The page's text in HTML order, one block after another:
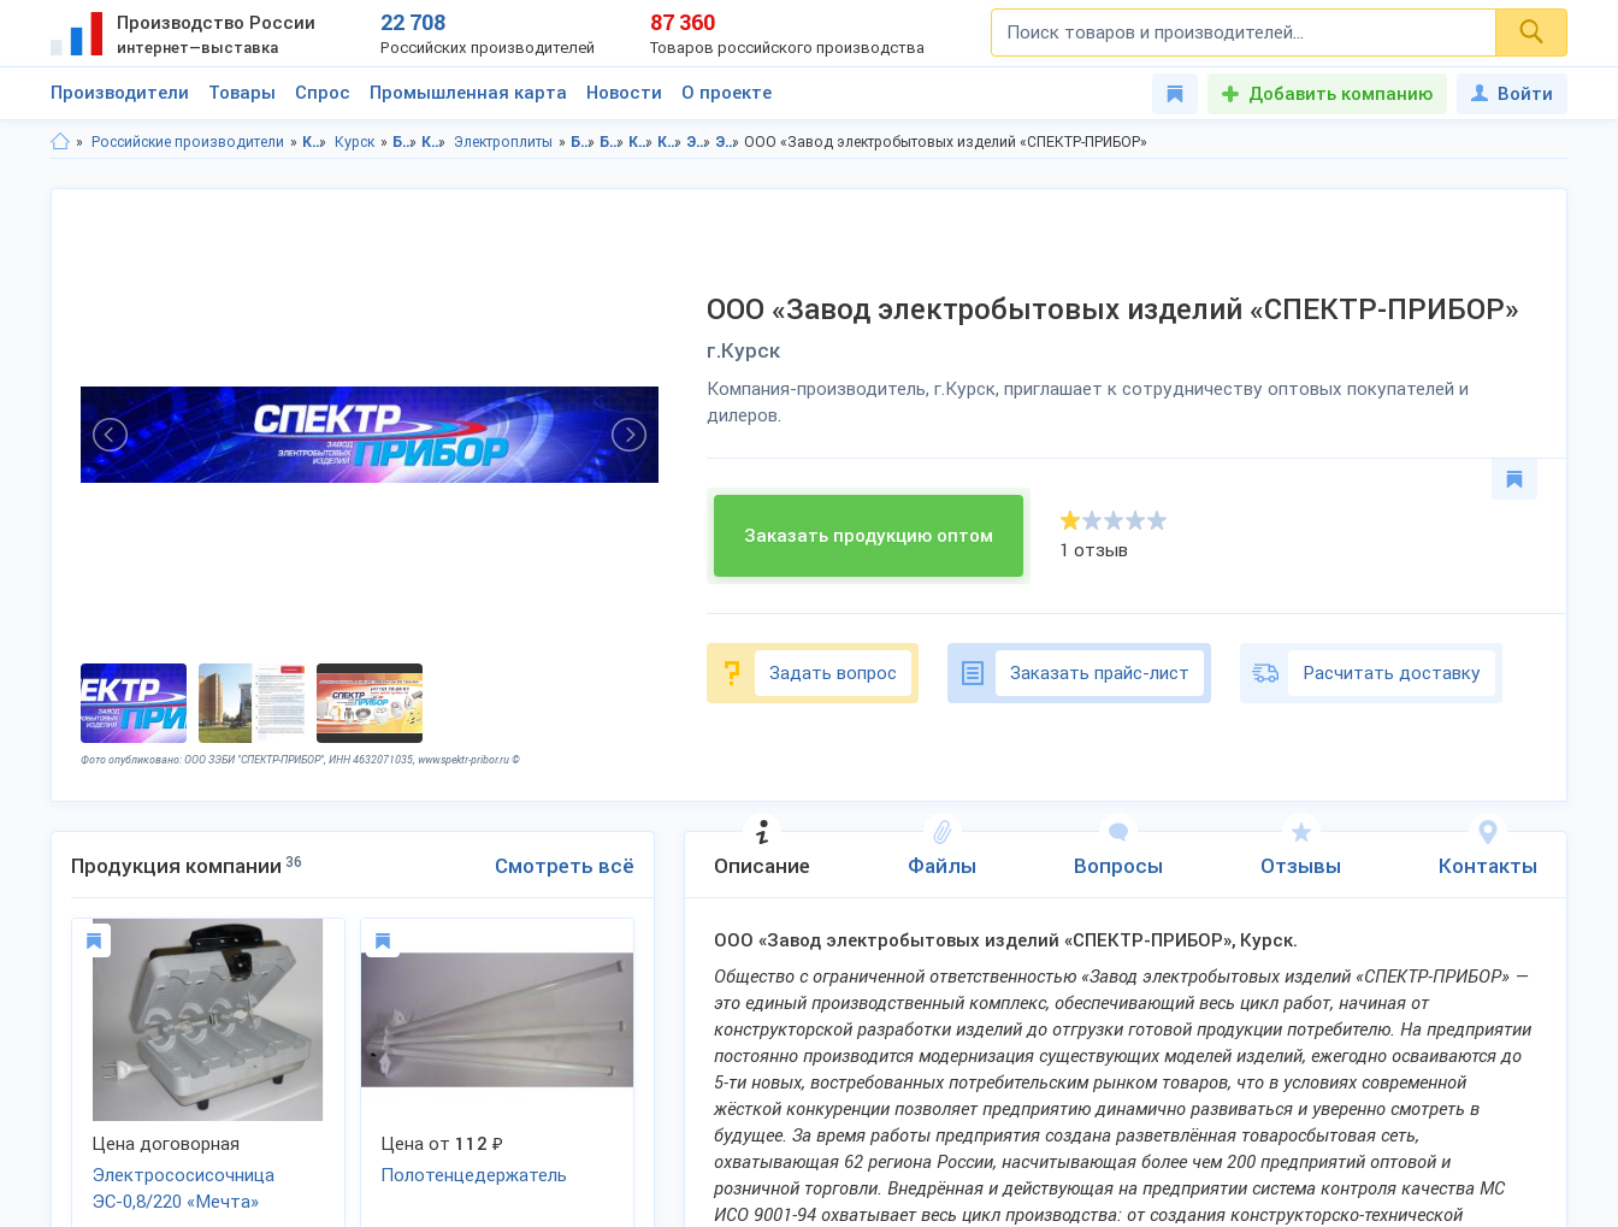
Производство России
интернет—выставка
22 708
Российских производителей
87 360
Товаров российского производства
Производители Товары Спрос Промышленная карта Новости О проекте Добавить компанию Войти
Российские производители Курская область Курск Бытовая техника, электроника Кухонная техника Электроплиты Бытовая техника, электроника в Курская область Бытовая техника, электроника в г.Курск Кухонная техника в Курская область Кухонная техника в г.Курск Электроплиты в Курская область Электроплиты в г.Курск ООО «Завод электробытовых изделий «СПЕКТР-ПРИБОР»
Фото опубликовано: ООО ЗЭБИ "СПЕКТР-ПРИБОР", ИНН 4632071035, www.spektr-pribor.ru ©
ООО «Завод электробытовых изделий «СПЕКТР-ПРИБОР»
г.Курск
Компания-производитель, г.Курск, приглашает к сотрудничеству оптовых покупателей и
дилеров.
Заказать продукцию оптом
1 отзыв
Задать вопрос Заказать прайс-лист Расчитать доставку
Описание Файлы Вопросы Отзывы Контакты
ООО «Завод электробытовых изделий «СПЕКТР-ПРИБОР», Курск.
Общество с ограниченной ответственностью «Завод электробытовых изделий «СПЕКТР-ПРИБОР» —
это единый производственный комплекс, обеспечивающий весь цикл работ, начиная от
конструкторской разработки изделий до отгрузки готовой продукции потребителю. На предприятии
постоянно производится модернизация существующих моделей изделий, ежегодно осваиваются до
5-ти новых, востребованных потребительским рынком товаров, что в условиях современной
жёсткой конкуренции позволяет предприятию динамично развиваться и уверенно смотреть в
будущее. За время работы предприятия создана разветвлённая товаросбытовая сеть,
охватывающая 62 региона России, насчитывающая более чем 200 предприятий оптовой и
розничной торговли. Внедрённая и действующая на предприятии система контроля качества МС
ИСО 9001-94 охватывает весь цикл производства: от создания конструкторско-технической
Продукция компании 36 Смотреть всё
Цена договорная
Электрососисочница
ЭС-0,8/220 «Мечта»
Цена от 112 ₽
Полотенцедержатель